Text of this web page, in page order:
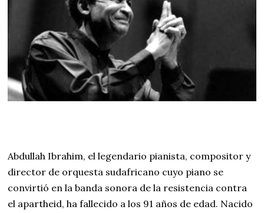
Abdullah Ibrahim, el legendario pianista, compositor y
director de orquesta sudafricano cuyo piano se
convirtió en la banda sonora de la resistencia contra
el apartheid, ha fallecido a los 91 años de edad. Nacido